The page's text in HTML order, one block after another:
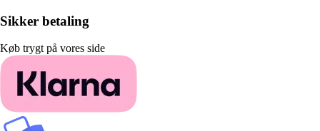
Sikker betaling
Køb trygt på vores side